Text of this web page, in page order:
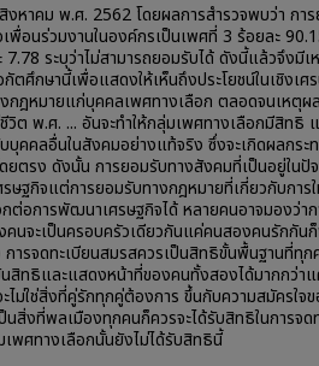
งหาคม พ.ศ. 2562 โดยผลการสำรวจพบว่า กา
พื่อนร่วมงานในองค์กรเป็นเพศที่ 3 ร้อยละ
ระบุว่าไม่สามารถยอมรับได้ ดังนี้แล้วจึงมี
กัตศึกษานี้เพื่อแสดงให้เห็นถึงประโยชน์ในเชิงเศ
กฎหมายแก่บุคคลเพศทางเลือก ตลอดจนเหตุผ
ต พ.ศ. ... อันจะทำให้กลุ่มเพศทางเลือกมีสิทธิ
คคลอื่นในสังคมอย่างแท้จริง ซึ่งจะเกิดผลกระ
ดยตรง ดังนั้น การยอมรับทางสังคมที่เป็นอยู่ในปั
ฐกิจแต่การยอมรับทางกฎหมายที่เกี่ยวกับการ
ต่อการพัฒนาเศรษฐกิจได้ หลายคนอาจมองว่าก
นจะเป็นครอบครัวเดียวกันแค่คนสองคนรักกัน
ารจดทะเบียนสมรสควรเป็นสิทธิขั้นพื้นฐานที่ทุก
สิทธิและแสดงหน้าที่ของคนทั้งสองได้มากกว่า
ไม่ใช่สิ่งที่คู่รักทุกคู่ต้องการ ขึ้นกับความสมัครใจ
สิ่งที่พลเมืองทุกคนก็ควรจะได้รับสิทธิในการจด
พศทางเลือกนั้นยังไม่ได้รับสิทธินี้